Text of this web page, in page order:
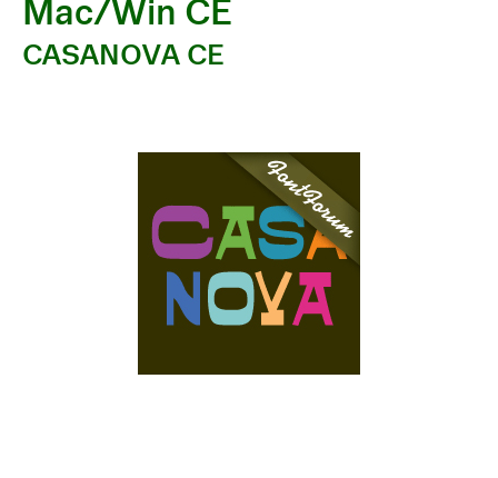
Mac/Win CE
CASANOVA CE